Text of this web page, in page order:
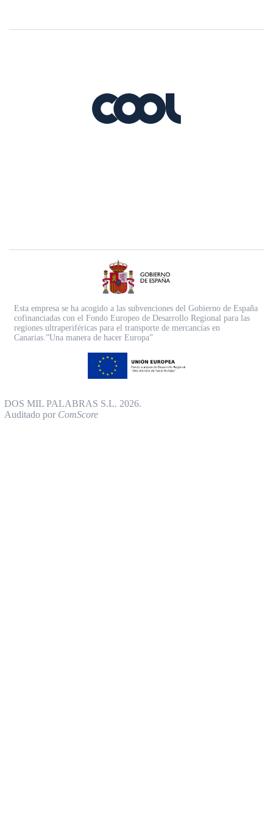
Esta empresa se ha acogido a las subvenciones del Gobierno de España
cofinanciadas con el Fondo Europeo de Desarrollo Regional para las
regiones ultraperiféricas para el transporte de mercancías en
Canarias.”Una manera de hacer Europa”
DOS MIL PALABRAS S.L. 2026.
Auditado por ComScore